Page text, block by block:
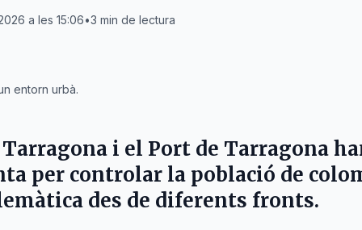
a les 15:06•3 min de lectura
entorn urbà.
i el Port de Tarragona
per controlar la població de
des de diferents fronts.